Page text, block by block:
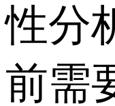
性分
前需